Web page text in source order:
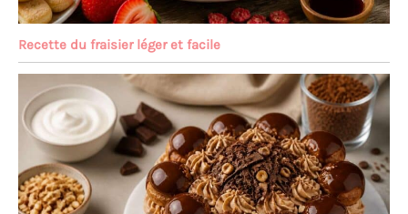
Recette du fraisier léger et facile